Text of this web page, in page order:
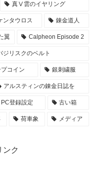
真Ⅴ雲のイヤリング
ンタウロス 錬金道人
翼 Calpheon Episode 2
リスクのベルト
コイン 銀刺繍服
アルスティンの錬金日誌を
PC登録設定 古い箱
荷車象 メディア
ンク